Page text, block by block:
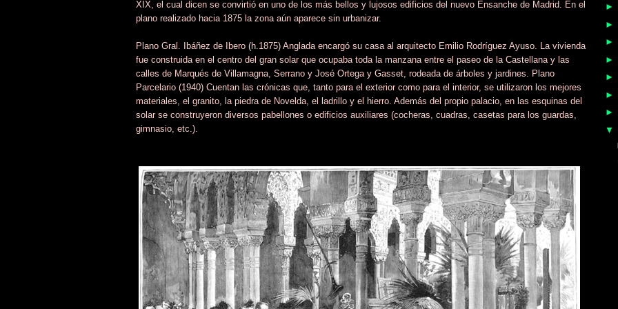
XIX, el cual dicen se convirtió en uno de los más bellos y lujosos edificios del nuevo Ensanche de Madrid. En el
plano realizado hacia 1875 la zona aún aparece sin urbanizar.
Plano Gral. Ibáñez de Ibero (h.1875) Anglada encargó su casa al arquitecto Emilio Rodríguez Ayuso. La vivienda
fue construida en el centro del gran solar que ocupaba toda la manzana entre el paseo de la Castellana y las
calles de Marqués de Villamagna, Serrano y José Ortega y Gasset, rodeada de árboles y jardines. Plano
Parcelario (1940) Cuentan las crónicas que, tanto para el exterior como para el interior, se utilizaron los mejores
materiales, el granito, la piedra de Novelda, el ladrillo y el hierro. Además del propio palacio, en las esquinas del
solar se construyeron diversos pabellones o edificios auxiliares (cocheras, cuadras, casetas para los guardas,
gimnasio, etc.).